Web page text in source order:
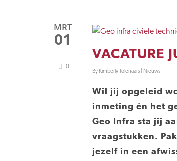
MRT
01
0
VACATURE
By Kimberly Tolenaars Nieuws
Wil jij opgeleid
inmeting én het
Geo Infra sta jij
vraagstukken.
jezelf in een